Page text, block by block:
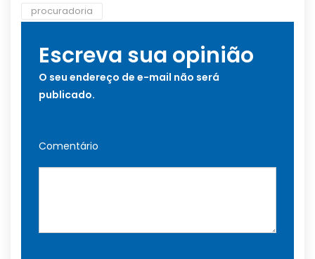
procuradoria
Escreva sua opinião
O seu endereço de e-mail não será
publicado.
Comentário